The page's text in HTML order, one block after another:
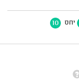
יחס 10